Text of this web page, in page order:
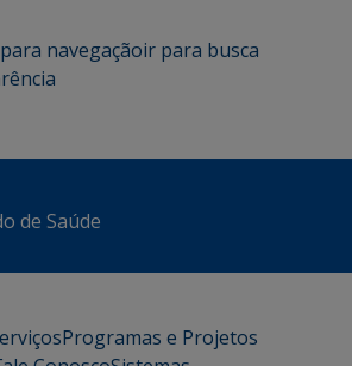
navegaçãoir para busca
de Saúde
Programas e Projetos